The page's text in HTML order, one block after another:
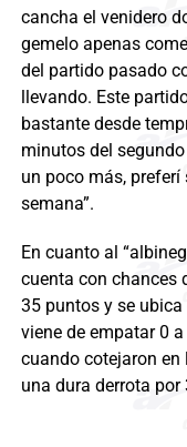
cancha el venidero
gemelo apenas
del partido pasado
llevando. Este
bastante desde
minutos del
un poco más, preferí
semana”.
En cuanto al
cuenta con chances
35 puntos y se
viene de empatar 0
cuando cotejaron en
una dura derrota por